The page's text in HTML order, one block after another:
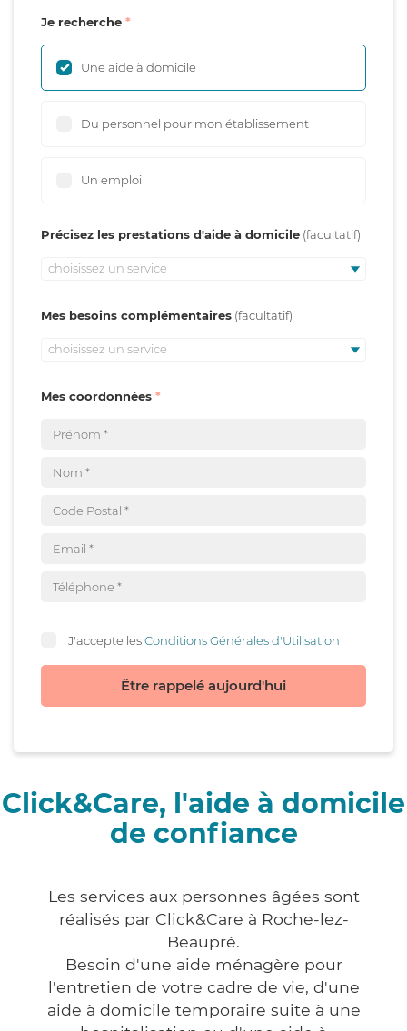
Je recherche
Une aide à domicile
Du personnel pour mon établissement
Un emploi
Précisez les prestations d'aide à domicile
choisissez un service
Mes besoins complémentaires
choisissez un service
Mes coordonnées
J'accepte lesConditions Générales d'Utilisation
Être rappelé aujourd'hui
Click&Care, l'aide à domicile
de confiance
Les services aux personnes âgées sont
réalisés par Click&Care à Roche-lez-
Beaupré.
Besoin d'une aide ménagère pour
l'entretien de votre cadre de vie, d'une
aide à domicile temporaire suite à une